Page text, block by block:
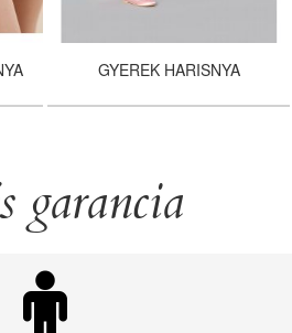
GYEREK HARISNYA
garancia